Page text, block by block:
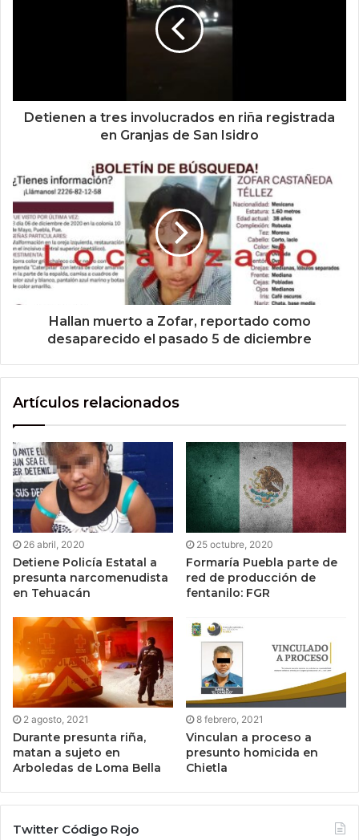
Detienen a tres involucrados en riña registrada
en Granjas de San Isidro
Hallan muerto a Zofar, reportado como
desaparecido el pasado 5 de diciembre
Artículos relacionados
26 abril, 2020
Detiene Policía Estatal a
presunta narcomenudista
en Tehuacán
25 octubre, 2020
Formaría Puebla parte de
red de producción de
fentanilo: FGR
2 agosto, 2021
Durante presunta riña,
matan a sujeto en
Arboledas de Loma Bella
8 febrero, 2021
Vinculan a proceso a
presunto homicida en
Chietla
Twitter Código Rojo